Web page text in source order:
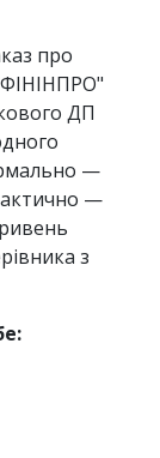
про
ДП
—
—
з